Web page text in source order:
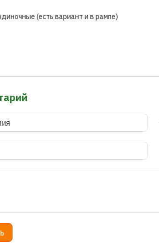
(есть вариант и в рампе)